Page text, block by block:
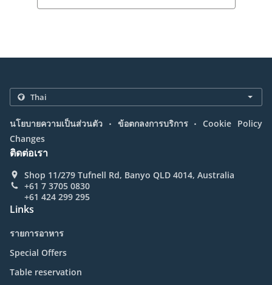
นโยบายความเป็นส่วนตัว . ข้อตกลงการบริการ . Cookie Policy
Changes
ติดต่อเรา
Shop 11/279 Tufnell Rd, Banyo QLD 4014, Australia
+61 7 3705 0830
+61 424 299 295
Links
รายการอาหาร
Special Offers
Table reservation